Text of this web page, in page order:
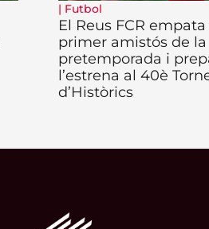
| Futbol
El Reus FCR empata
primer amistós de la
pretemporada i
l’estrena al 40è
d’Històrics